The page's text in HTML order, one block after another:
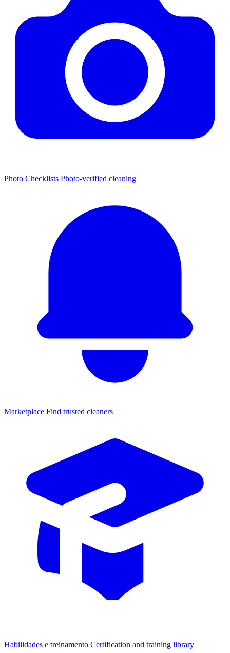
Photo Checklists Photo-verified cleaning
Marketplace Find trusted cleaners
Habilidades e treinamento Certification and training library